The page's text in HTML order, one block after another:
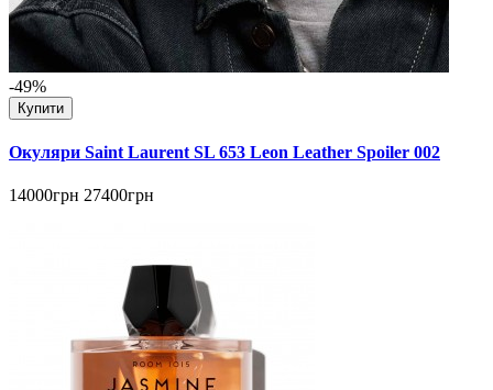
-49%
Купити
Окуляри Saint Laurent SL 653 Leon Leather Spoiler 002
14000грн 27400грн